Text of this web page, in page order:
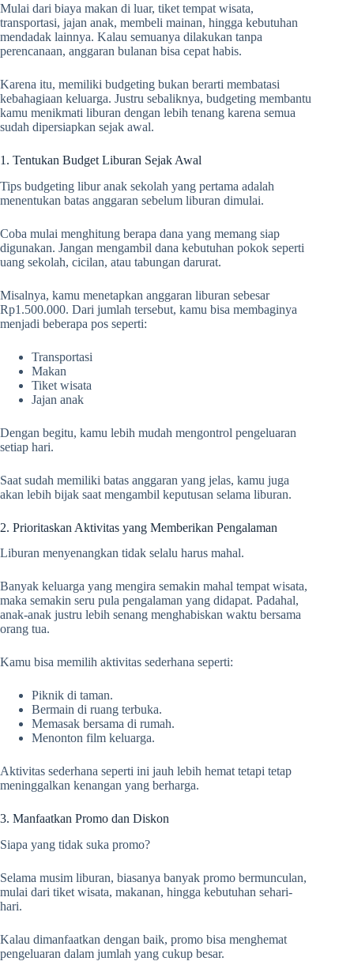
Mulai dari biaya makan di luar, tiket tempat wisata,
transportasi, jajan anak, membeli mainan, hingga kebutuhan
mendadak lainnya. Kalau semuanya dilakukan tanpa
perencanaan, anggaran bulanan bisa cepat habis.
Karena itu, memiliki budgeting bukan berarti membatasi
kebahagiaan keluarga. Justru sebaliknya, budgeting membantu
kamu menikmati liburan dengan lebih tenang karena semua
sudah dipersiapkan sejak awal.
1. Tentukan Budget Liburan Sejak Awal
Tips budgeting libur anak sekolah yang pertama adalah
menentukan batas anggaran sebelum liburan dimulai.
Coba mulai menghitung berapa dana yang memang siap
digunakan. Jangan mengambil dana kebutuhan pokok seperti
uang sekolah, cicilan, atau tabungan darurat.
Misalnya, kamu menetapkan anggaran liburan sebesar
Rp1.500.000. Dari jumlah tersebut, kamu bisa membaginya
menjadi beberapa pos seperti:
Transportasi
Makan
Tiket wisata
Jajan anak
Dengan begitu, kamu lebih mudah mengontrol pengeluaran
setiap hari.
Saat sudah memiliki batas anggaran yang jelas, kamu juga
akan lebih bijak saat mengambil keputusan selama liburan.
2. Prioritaskan Aktivitas yang Memberikan Pengalaman
Liburan menyenangkan tidak selalu harus mahal.
Banyak keluarga yang mengira semakin mahal tempat wisata,
maka semakin seru pula pengalaman yang didapat. Padahal,
anak-anak justru lebih senang menghabiskan waktu bersama
orang tua.
Kamu bisa memilih aktivitas sederhana seperti:
Piknik di taman.
Bermain di ruang terbuka.
Memasak bersama di rumah.
Menonton film keluarga.
Aktivitas sederhana seperti ini jauh lebih hemat tetapi tetap
meninggalkan kenangan yang berharga.
3. Manfaatkan Promo dan Diskon
Siapa yang tidak suka promo?
Selama musim liburan, biasanya banyak promo bermunculan,
mulai dari tiket wisata, makanan, hingga kebutuhan sehari-
hari.
Kalau dimanfaatkan dengan baik, promo bisa menghemat
pengeluaran dalam jumlah yang cukup besar.